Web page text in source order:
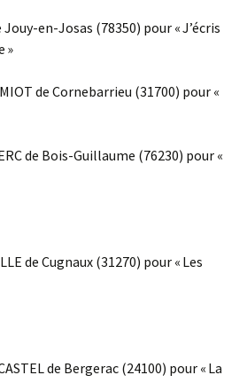
Jouy-en-Josas (78350) pour « J’écris
»
de Cornebarrieu (31700) pour «
de Bois-Guillaume (76230) pour «
de Cugnaux (31270) pour « Les
de Bergerac (24100) pour « La